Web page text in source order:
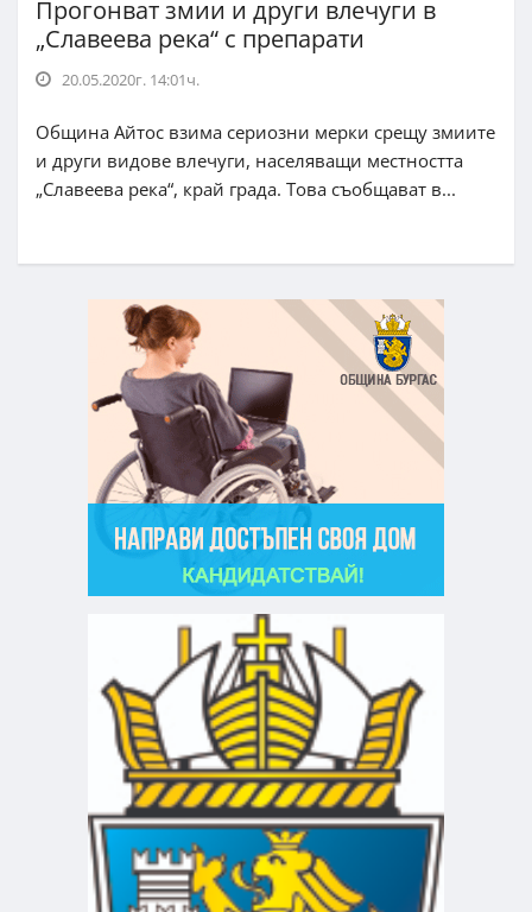
Прогонват змии и други влечуги в
„Славеева река“ с препарати
20.05.2020г. 14:01ч.
Община Айтос взима сериозни мерки срещу змиите
и други видове влечуги, населяващи местността
„Славеева река“, край града. Това съобщават в...